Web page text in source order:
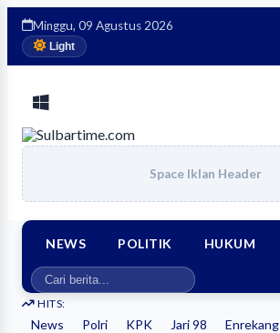
Minggu, 09 Agustus 2026
Light
Space Iklan Header
NEWS POLITIK HUKUM
HITS:
News Polri KPK Jari 98
Enrekang